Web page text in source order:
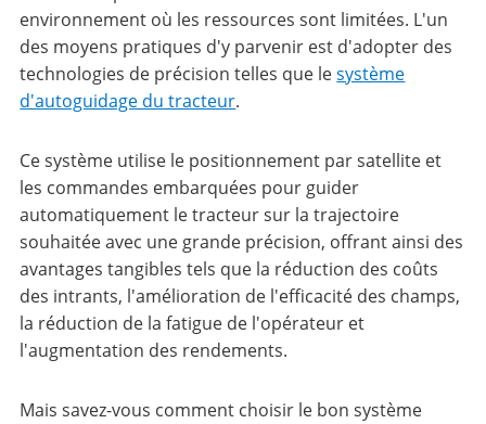
environnement où les ressources sont limitées. L'un
des moyens pratiques d'y parvenir est d'adopter des
technologies de précision telles que lesystème
d'autoguidage du tracteur.
Ce système utilise le positionnement par satellite et
les commandes embarquées pour guider
automatiquement le tracteur sur la trajectoire
souhaitée avec une grande précision, offrant ainsi des
avantages tangibles tels que la réduction des coûts
des intrants, l'amélioration de l'efficacité des champs,
la réduction de la fatigue de l'opérateur et
l'augmentation des rendements.
Mais savez-vous comment choisir le bon système